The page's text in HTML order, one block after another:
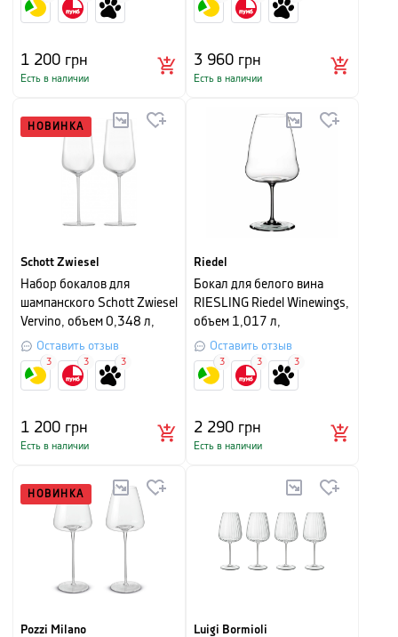
1 200 грн
Есть в наличии
3 960 грн
Есть в наличии
НОВИНКА
Schott Zwiesel
Набор бокалов для
шампанского Schott Zwiesel
Vervino, объем 0,348 л,
прозрачный, 2 шт
Оставить отзыв
1 200 грн
Есть в наличии
3 3 3
Riedel
Бокал для белого вина
RIESLING Riedel Winewings,
объем 1,017 л,
прозрачный
Оставить отзыв
2 290 грн
Есть в наличии
3 3 3
НОВИНКА
Pozzi Milano
Luigi Bormioli